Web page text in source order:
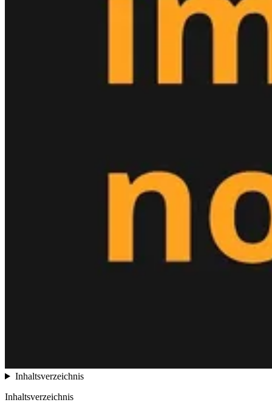
Inhaltsverzeichnis
Inhaltsverzeichnis